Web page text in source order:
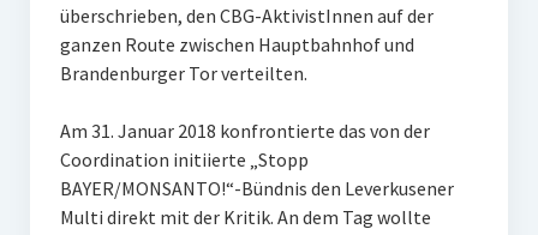
überschrieben, den CBG-AktivistInnen auf der
ganzen Route zwischen Hauptbahnhof und
Brandenburger Tor verteilten.
Am 31. Januar 2018 konfrontierte das von der
Coordination initiierte „Stopp
BAYER/MONSANTO!“-Bündnis den Leverkusener
Multi direkt mit der Kritik. An dem Tag wollte